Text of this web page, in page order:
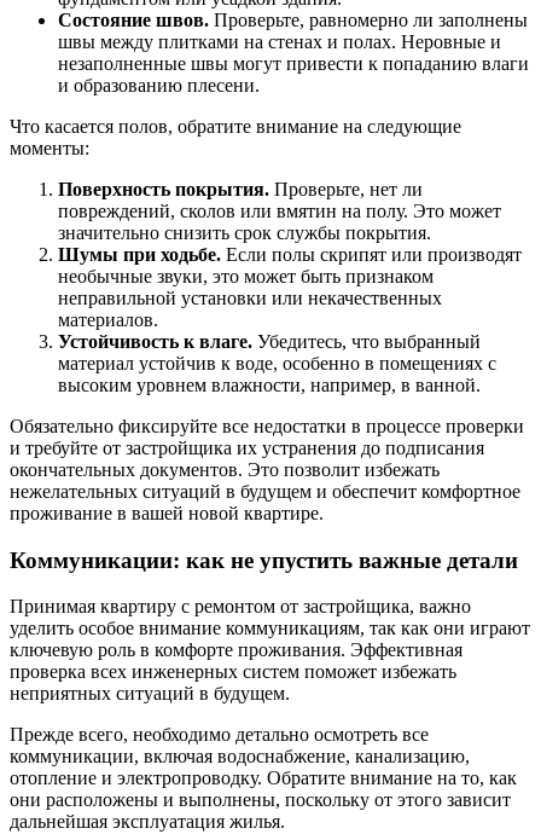
Состояние швов. Проверьте, равномерно ли заполнены
швы между плитками на стенах и полах. Неровные и
незаполненные швы могут привести к попаданию влаги
и образованию плесени.
Что касается полов, обратите внимание на следующие
моменты:
Поверхность покрытия. Проверьте, нет ли
повреждений, сколов или вмятин на полу. Это может
значительно снизить срок службы покрытия.
Шумы при ходьбе. Если полы скрипят или производят
необычные звуки, это может быть признаком
неправильной установки или некачественных
материалов.
Устойчивость к влаге. Убедитесь, что выбранный
материал устойчив к воде, особенно в помещениях с
высоким уровнем влажности, например, в ванной.
Обязательно фиксируйте все недостатки в процессе проверки
и требуйте от застройщика их устранения до подписания
окончательных документов. Это позволит избежать
нежелательных ситуаций в будущем и обеспечит комфортное
проживание в вашей новой квартире.
Коммуникации: как не упустить важные детали
Принимая квартиру с ремонтом от застройщика, важно
уделить особое внимание коммуникациям, так как они играют
ключевую роль в комфорте проживания. Эффективная
проверка всех инженерных систем поможет избежать
неприятных ситуаций в будущем.
Прежде всего, необходимо детально осмотреть все
коммуникации, включая водоснабжение, канализацию,
отопление и электропроводку. Обратите внимание на то, как
они расположены и выполнены, поскольку от этого зависит
дальнейшая эксплуатация жилья.